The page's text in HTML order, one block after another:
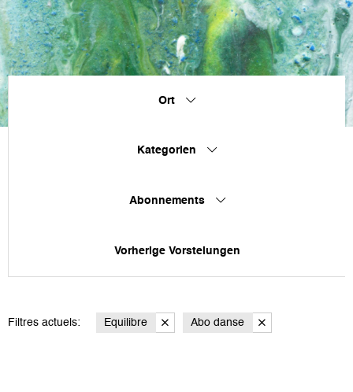
Ort
Kategorien
Abonnements
Vorherige Vorstelungen
Filtres actuels: Equilibre Abo danse